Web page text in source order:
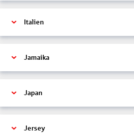
Italien
Jamaika
Japan
Jersey